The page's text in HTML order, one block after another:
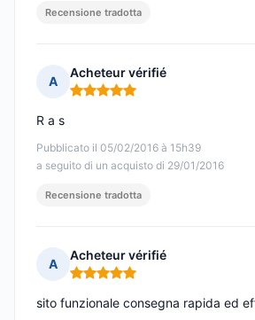
Recensione tradotta
A
Acheteur vérifié
Nota: 5 su 5
Pubblicato il 05/02/2016 à 15h39
a seguito di un acquisto di 29/01/2016
R a s
Recensione tradotta
A
Acheteur vérifié
Nota: 5 su 5
sito funzionale consegna rapida ed